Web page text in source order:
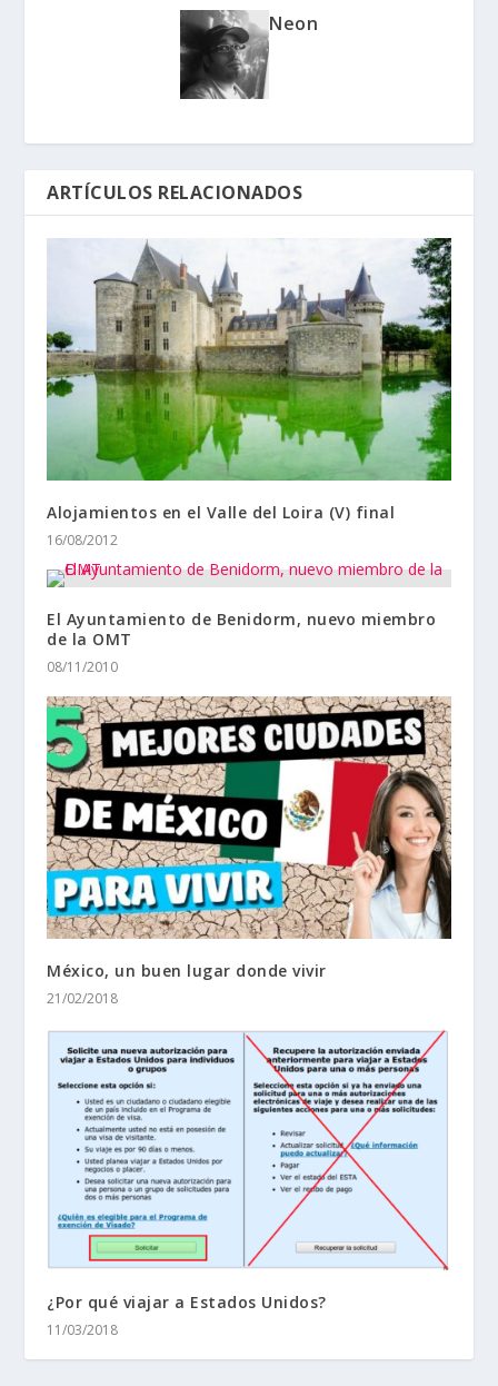
Neon
ARTÍCULOS RELACIONADOS
Alojamientos en el Valle del Loira (V) final
16/08/2012
El Ayuntamiento de Benidorm, nuevo miembro
de la OMT
08/11/2010
México, un buen lugar donde vivir
21/02/2018
¿Por qué viajar a Estados Unidos?
11/03/2018